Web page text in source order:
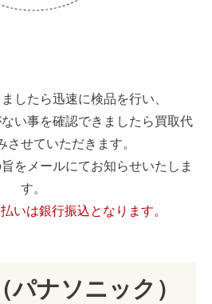
したら迅速に検品を行い、
い事を確認できましたら買取代
させていただきます。
をメールにてお知らせいたしま
す。
いは銀行振込となります。
パナソニック）